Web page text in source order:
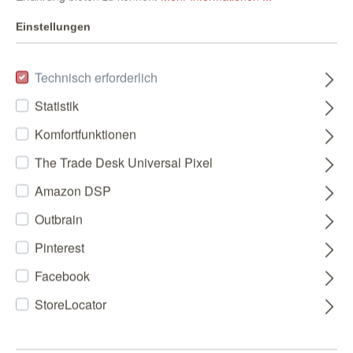
Einstellungen
Technisch erforderlich
Statistik
Komfortfunktionen
The Trade Desk Universal Pixel
Amazon DSP
Outbrain
Pinterest
Facebook
StoreLocator